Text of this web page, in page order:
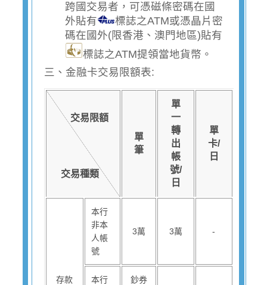
跨國交易者，可憑磁條密碼在國
外貼有
標誌之ATM或憑晶片密
碼在國外(限香港、澳門地區)貼有
標誌之ATM提領當地貨幣。
三、金融卡交易限額表:
交易限額
交易種類
單
筆
單
一
轉
出
帳
號/
日
單
卡/
日
存款
本行
非本
人帳
號
3萬 3萬 -
本行
鈔券